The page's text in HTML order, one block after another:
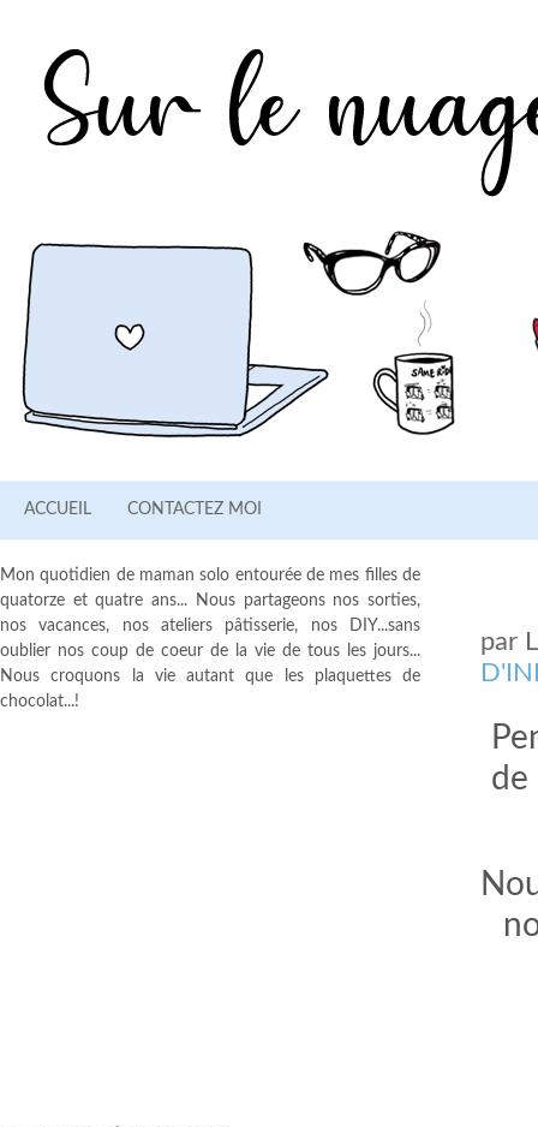
ACCUEIL CONTACTEZ MOI
par
de
Mon quotidien de maman solo entourée de mes filles de
quatorze et quatre ans... Nous partageons nos sorties,
nos vacances, nos ateliers pâtisserie, nos DIY...sans
oublier nos coup de coeur de la vie de tous les jours...
Nous croquons la vie autant que les plaquettes de
chocolat...!